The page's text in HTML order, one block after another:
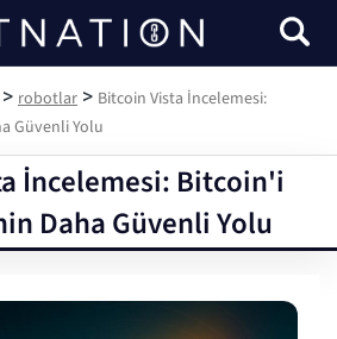
bitnasyon
> robotlar > Bitcoin Vista İncelemesi:
Güvenli Yolu
İncelemesi: Bitcoin'i
Daha Güvenli Yolu